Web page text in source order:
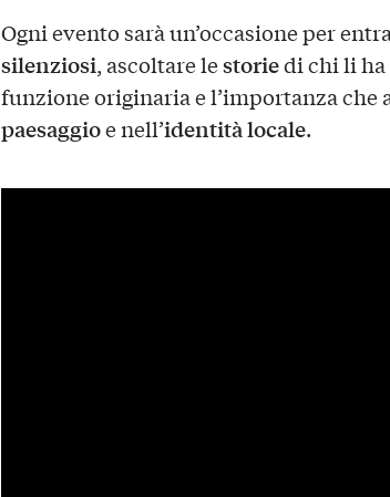
Ogni evento sarà un’occasione per
silenziosi, ascoltare lestoriedi chi li ha
funzione originaria e l’importanza che
paesaggioe nell’identità locale.